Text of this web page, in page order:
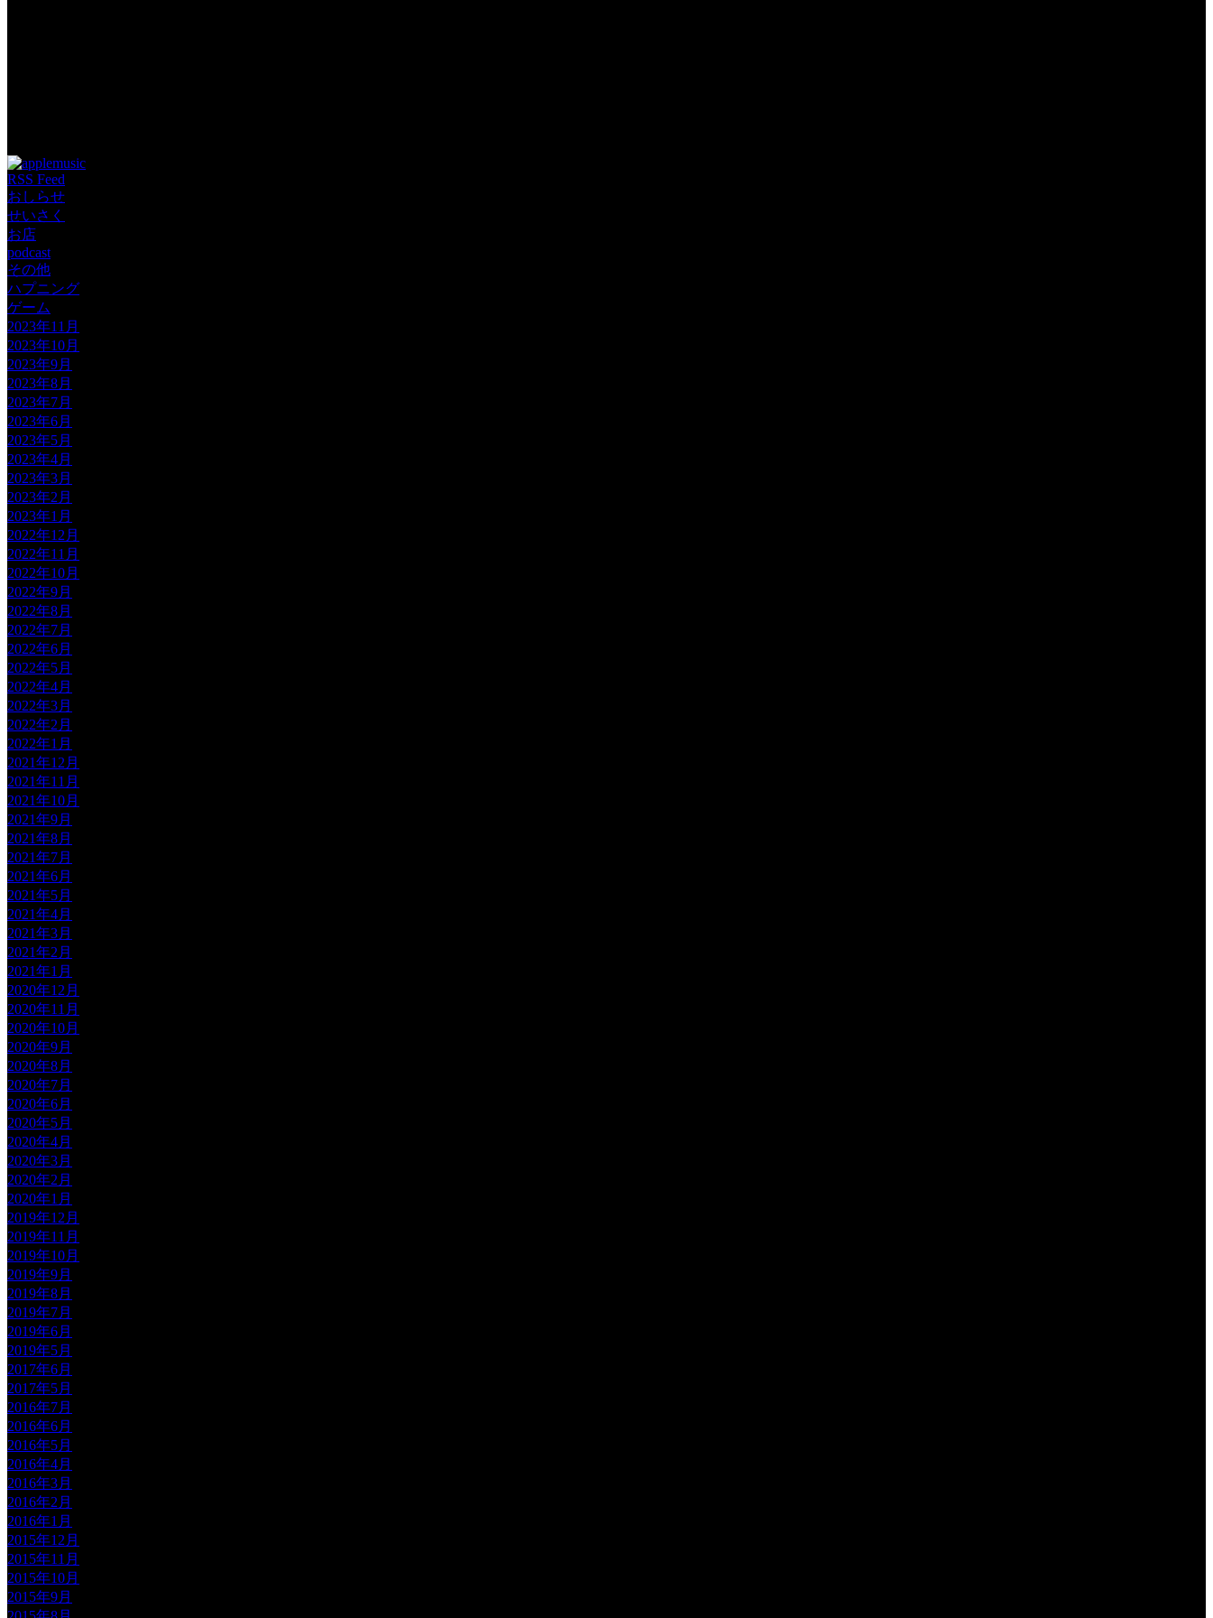
RSS Feed
おしらせ
せいさく
お店
podcast
その他
ハプニング
ゲーム
2023年11月
2023年10月
2023年9月
2023年8月
2023年7月
2023年6月
2023年5月
2023年4月
2023年3月
2023年2月
2023年1月
2022年12月
2022年11月
2022年10月
2022年9月
2022年8月
2022年7月
2022年6月
2022年5月
2022年4月
2022年3月
2022年2月
2022年1月
2021年12月
2021年11月
2021年10月
2021年9月
2021年8月
2021年7月
2021年6月
2021年5月
2021年4月
2021年3月
2021年2月
2021年1月
2020年12月
2020年11月
2020年10月
2020年9月
2020年8月
2020年7月
2020年6月
2020年5月
2020年4月
2020年3月
2020年2月
2020年1月
2019年12月
2019年11月
2019年10月
2019年9月
2019年8月
2019年7月
2019年6月
2019年5月
2017年6月
2017年5月
2016年7月
2016年6月
2016年5月
2016年4月
2016年3月
2016年2月
2016年1月
2015年12月
2015年11月
2015年10月
2015年9月